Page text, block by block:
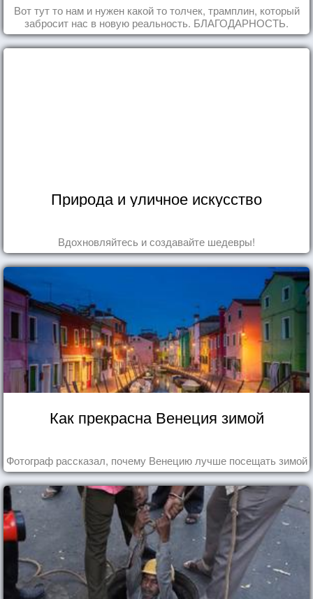
Вот тут то нам и нужен какой то толчек, трамплин, который
забросит нас в новую реальность. БЛАГОДАРНОСТЬ.
Природа и уличное искусство
Вдохновляйтесь и создавайте шедевры!
Как прекрасна Венеция зимой
Фотограф рассказал, почему Венецию лучше посещать зимой